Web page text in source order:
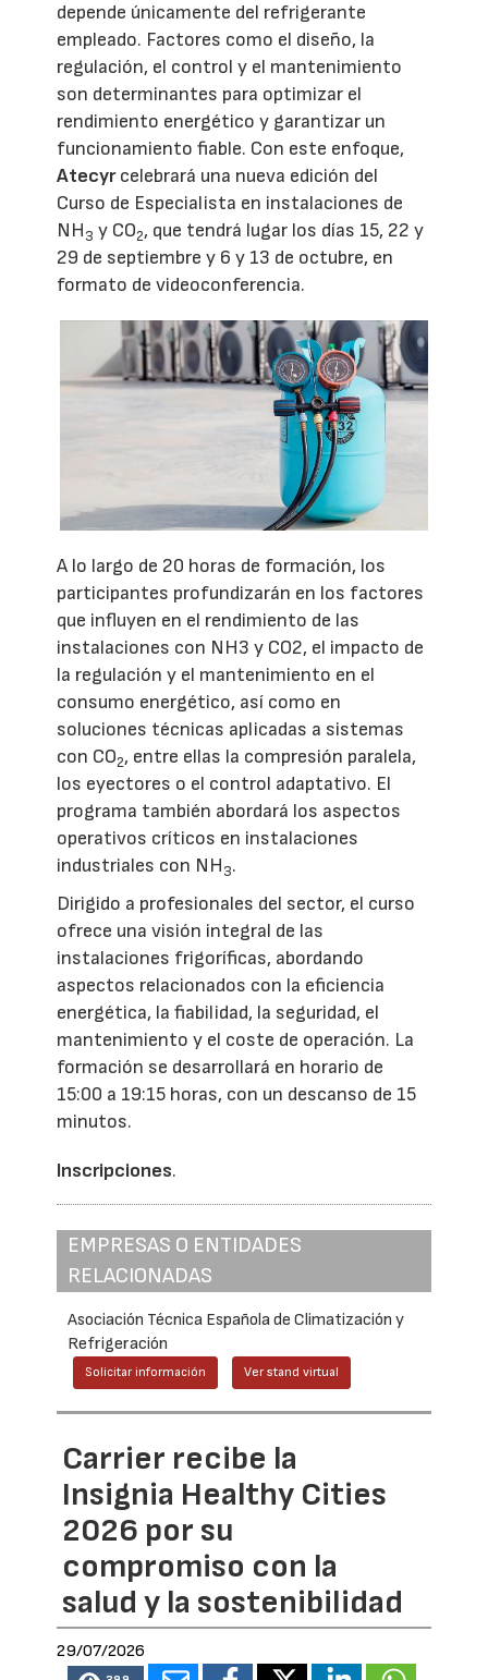
depende únicamente del refrigerante
empleado. Factores como el diseño, la
regulación, el control y el mantenimiento
son determinantes para optimizar el
rendimiento energético y garantizar un
funcionamiento fiable. Con este enfoque,
Atecyrcelebrará una nueva edición del
Curso de Especialista en instalaciones de
NH3 y CO2, que tendrá lugar los días 15, 22 y
29 de septiembre y 6 y 13 de octubre, en
formato de videoconferencia.
A lo largo de 20 horas de formación, los
participantes profundizarán en los factores
que influyen en el rendimiento de las
instalaciones con NH3 y CO2, el impacto de
la regulación y el mantenimiento en el
consumo energético, así como en
soluciones técnicas aplicadas a sistemas
con CO2, entre ellas la compresión paralela,
los eyectores o el control adaptativo. El
programa también abordará los aspectos
operativos críticos en instalaciones
industriales con NH3.
Dirigido a profesionales del sector, el curso
ofrece una visión integral de las
instalaciones frigoríficas, abordando
aspectos relacionados con la eficiencia
energética, la fiabilidad, la seguridad, el
mantenimiento y el coste de operación. La
formación se desarrollará en horario de
15:00 a 19:15 horas, con un descanso de 15
minutos.
Inscripciones.
EMPRESAS O ENTIDADES
RELACIONADAS
Asociación Técnica Española de Climatización y
Refrigeración
Solicitar información Ver stand virtual
Carrier recibe la
Insignia Healthy Cities
2026 por su
compromiso con la
salud y la sostenibilidad
29/07/2026